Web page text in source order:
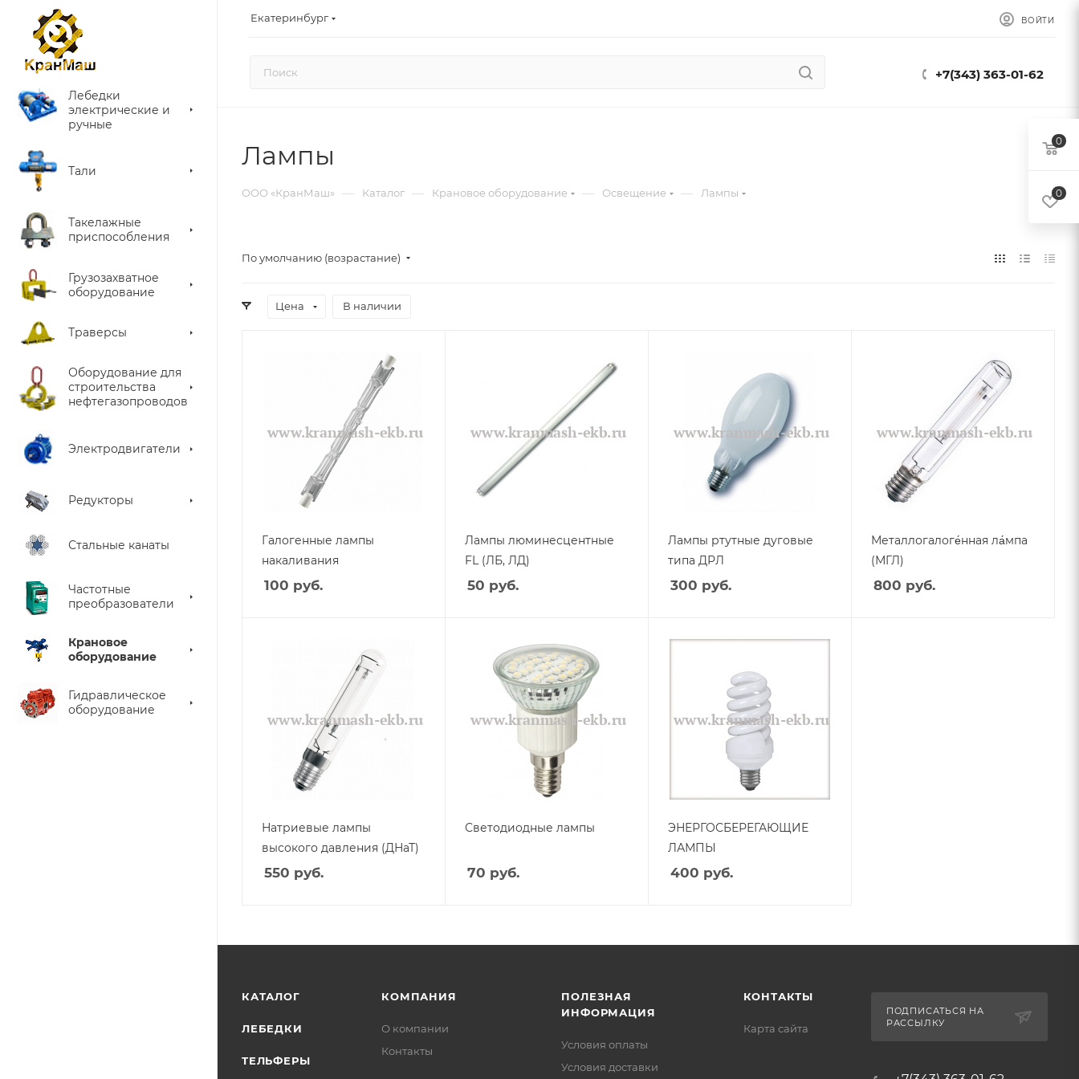
Екатеринбург ВОЙТИ
+7(343) 363-01-62
Лебедки
электрические и
ручные
Тали
Такелажные
приспособления
Грузозахватное
оборудование
Траверсы
Оборудование для
строительства
нефтегазопроводов
Электродвигатели
Редукторы
Стальные канаты
Частотные
преобразователи
Крановое
оборудование
Гидравлическое
оборудование
Лампы
ООО «КранМаш» — Каталог — Крановое оборудование — Освещение — Лампы
По умолчанию (возрастание)
Цена В наличии
Галогенные лампы
накаливания
100 руб.
Лампы люминесцентные
FL (ЛБ, ЛД)
50 руб.
Лампы ртутные дуговые
типа ДРЛ
300 руб.
Металлогалоге́нная ла́мпа
(МГЛ)
800 руб.
Натриевые лампы
высокого давления (ДНаТ)
550 руб.
Светодиодные лампы
70 руб.
ЭНЕРГОСБЕРЕГАЮЩИЕ
ЛАМПЫ
400 руб.
КАТАЛОГ
ЛЕБЕДКИ
ТЕЛЬФЕРЫ
КОМПАНИЯ
О компании
Контакты
ПОЛЕЗНАЯ
ИНФОРМАЦИЯ
Условия оплаты
Условия доставки
КОНТАКТЫ
Карта сайта
ПОДПИСАТЬСЯ НА
РАССЫЛКУ
0
0